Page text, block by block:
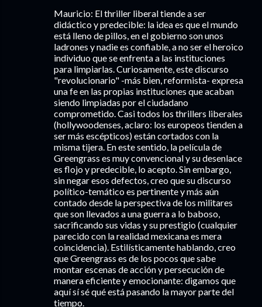
Mauricio: El thriller liberal tiende a ser
didáctico y predecible: la idea es que el mundo
está lleno de pillos, en el gobierno son unos
ladrones y nadie es confiable, a no ser el heroico
individuo que se enfrenta a las instituciones
para limpiarlas. Curiosamente, este discurso
"revolucionario" -más bien, reformista- expresa
una fe en las propias instituciones que acaban
siendo limpiadas por el ciudadano
comprometido. Casi todos los thrillers liberales
(hollywoodenses, aclaro: los europeos tienden a
ser más escépticos) están cortados con la
misma tijera. En este sentido, la película de
Greengrass es muy convencional y su desenlace
es flojo y predecible, lo acepto. Sin embargo,
sin negar esos defectos, creo que su discurso
político-temático es pertinente y más aún
contado desde la perspectiva de los militares
que son llevados a una guerra a lo baboso,
sacrificando sus vidas y su prestigio (cualquier
parecido con la realidad mexicana es mera
coincidencia). Estilísticamente hablando, creo
que Greengrass es de los pocos que sabe
montar escenas de acción y persecución de
manera eficiente y emocionante: digamos que
aquí sí sé qué está pasando la mayor parte del
tiempo.